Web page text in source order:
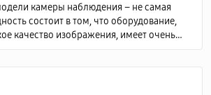
камеры наблюдения – не самая
состоит в том, что оборудование,
качество изображения, имеет очень
а дешевые модели не способны